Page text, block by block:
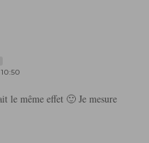
le même effet 🙂 Je mesure